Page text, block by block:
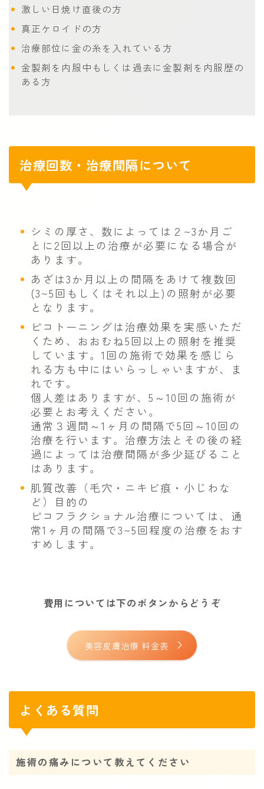
激しい日焼け直後の方
真正ケロイドの方
治療部位に金の糸を入れている方
金製剤を内服中もしくは過去に金製剤を内服歴の
ある方
治療回数・治療間隔について
シミの厚さ、数によっては２~3か月ご
とに2回以上の治療が必要になる場合が
あります。
あざは3か月以上の間隔をあけて複数回
(3~5回もしくはそれ以上)の照射が必要
となります。
ピコトーニングは治療効果を実感いただ
くため、おおむね5回以上の照射を推奨
しています。1回の施術で効果を感じら
れる方も中にはいらっしゃいますが、ま
れです。
個人差はありますが、5～10回の施術が
必要とお考えください。
通常３週間～1ヶ月の間隔で5回～10回の
治療を行います。治療方法とその後の経
過によっては治療間隔が多少延びること
はあります。
肌質改善（毛穴・ニキビ痕・小じわな
ど）目的の
ピコフラクショナル治療については、通
常1ヶ月の間隔で3~5回程度の治療をおす
すめします。
費用については下のボタンからどうぞ
美容皮膚治療 料金表
よくある質問
施術の痛みについて教えてください